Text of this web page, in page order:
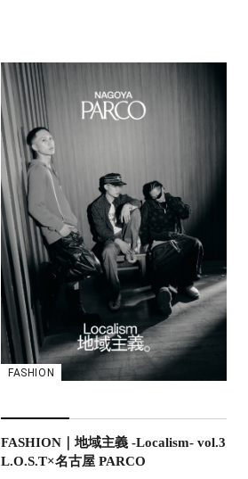
FASHION
FASHION｜地域主義 -Localism- vol.3
L.O.S.T×名古屋 PARCO